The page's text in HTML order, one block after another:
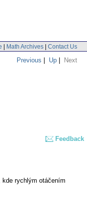
| Math Archives | Contact Us
Previous | Up | Next
Feedback
rychlým otáčením